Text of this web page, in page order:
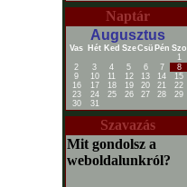
Naptár
Augusztus
Vas Hét Ked SzeCsü Pén Szo
1
2
3 4 5 6 7
8
9
10 11 12 13 14
15
16
17 18 19 20 21
22
23
24 25 26 27 28
29
30
31
Szavazás
Mit gondolsz a
weboldalunkról?